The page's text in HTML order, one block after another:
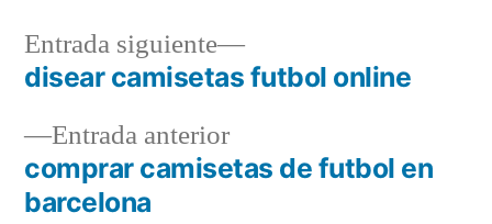
Navegación
de
entradas
Entrada anteriorEntrada
anterior:
comprar camisetas de futbol en
barcelona
Entrada siguiente
Entrada
siguiente:
disear camisetas futbol online